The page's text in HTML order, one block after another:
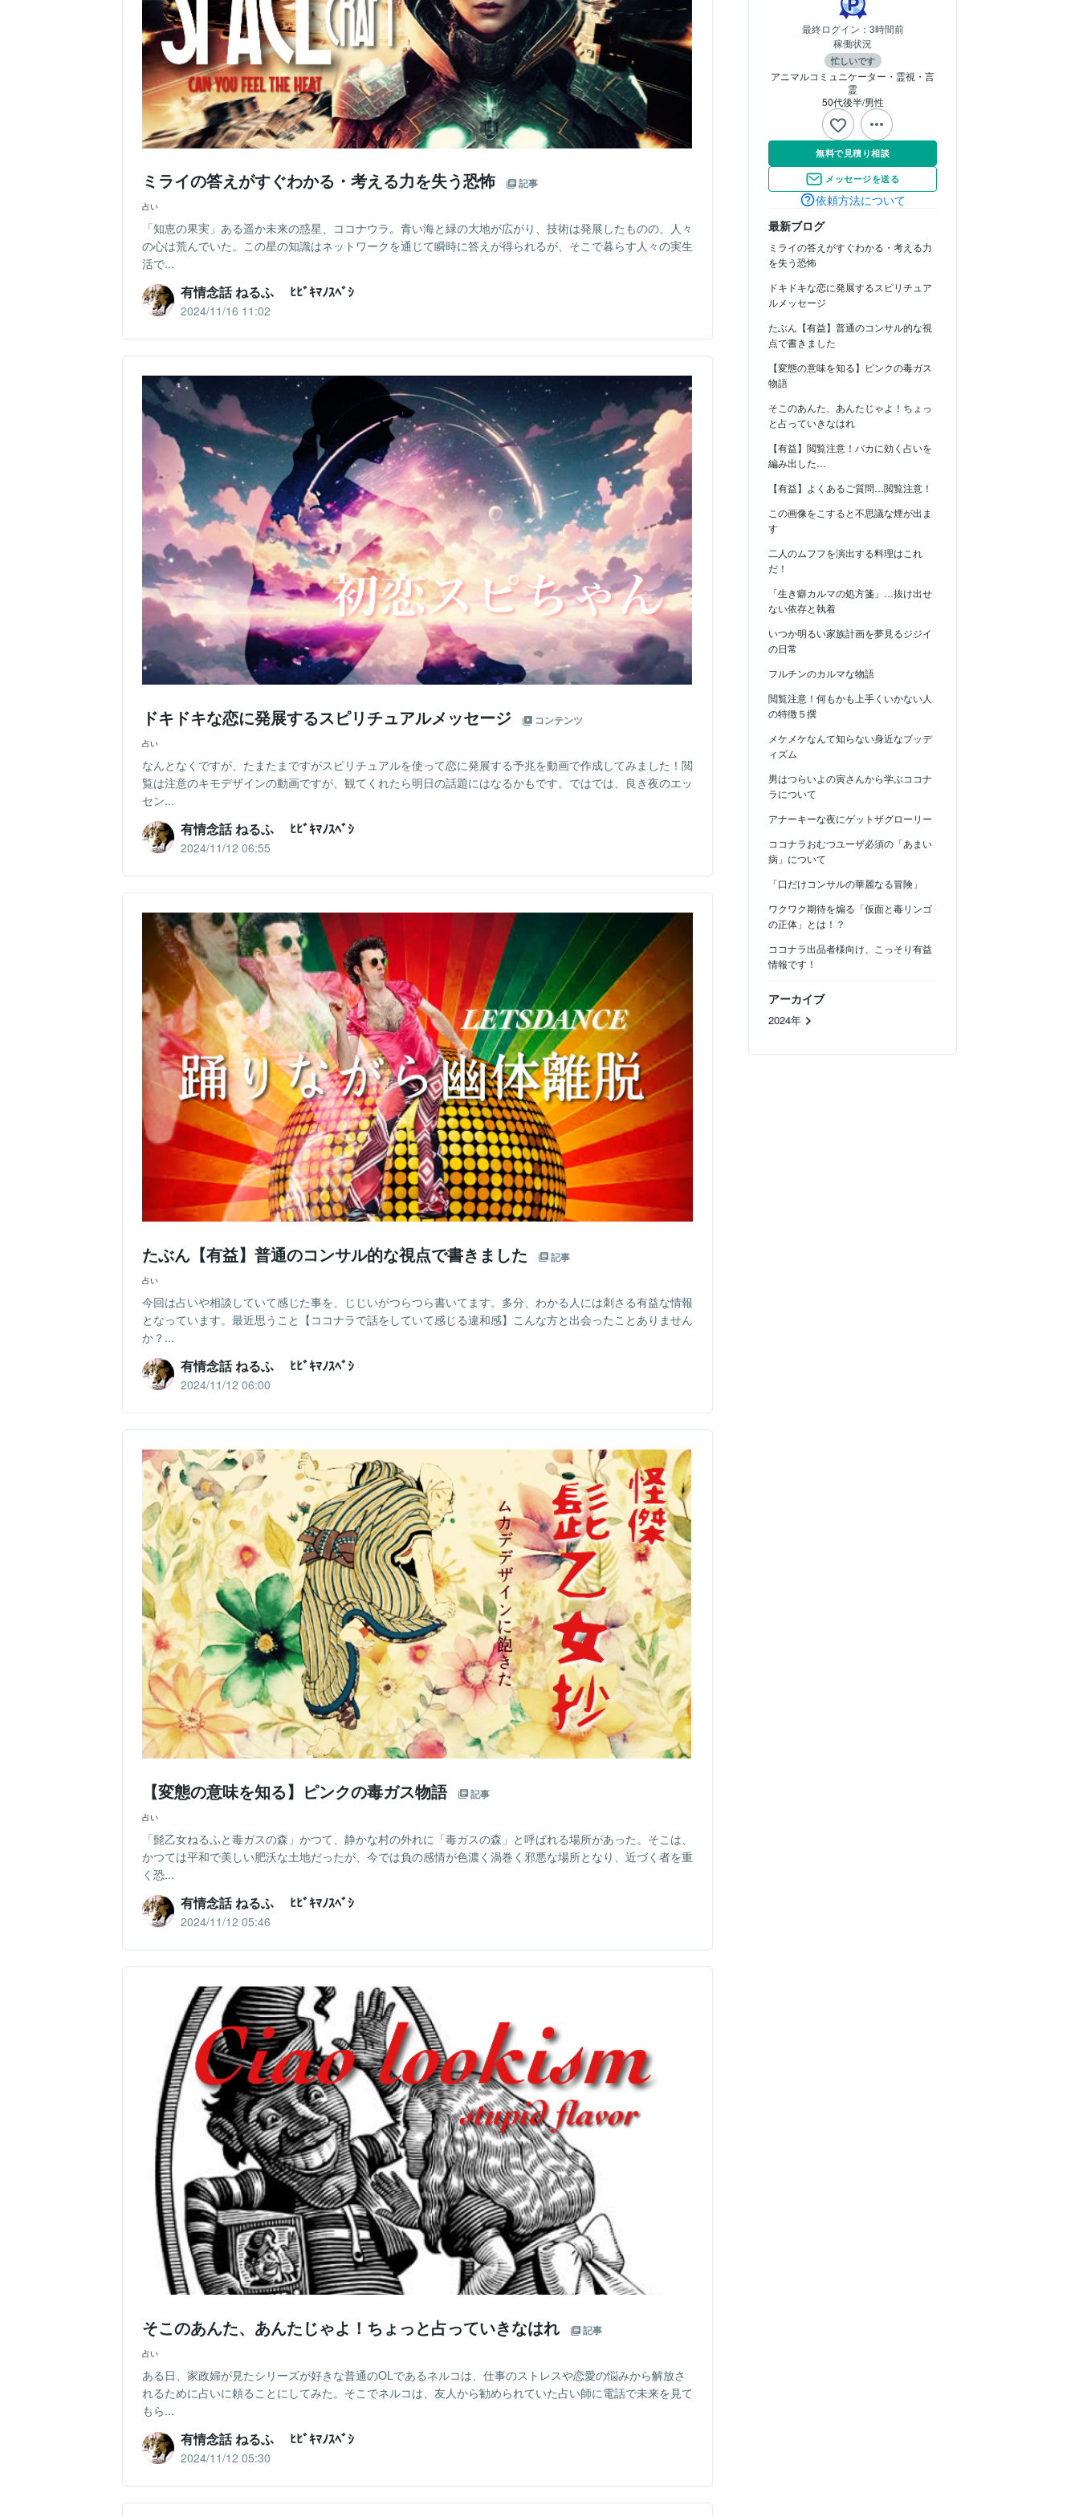
最終ログイン： 3時間前
稼働状況
忙しいです
アニマルコミュニケーター・霊視・言
霊
50代後半男性
無料で見積り相談
メッセージを送る
依頼方法について
最新ブログ
ミライの答えがすぐわかる・考える力
を失う恐怖
ドキドキな恋に発展するスピリチュア
ルメッセージ
たぶん【有益】普通のコンサル的な視
点で書きました
【変態の意味を知る】ピンクの毒ガス
物語
そこのあんた、あんたじゃよ！ちょっ
と占っていきなはれ
【有益】閲覧注意！バカに効く占いを
編み出した…
【有益】よくあるご質問…閲覧注意！
この画像をこすると不思議な煙が出ま
す
二人のムフフを演出する料理はこれ
だ！
「生き癖カルマの処方箋」…抜け出せ
ない依存と執着
いつか明るい家族計画を夢見るジジイ
の日常
フルチンのカルマな物語
閲覧注意！何もかも上手くいかない人
の特徴５撰
メケメケなんて知らない身近なブッデ
ィズム
男はつらいよの寅さんから学ぶココナ
ラについて
アナーキーな夜にゲットザグローリー
ココナラおむつユーザ必須の「あまい
病」について
「口だけコンサルの華麗なる冒険」
ワクワク期待を煽る「仮面と毒リンゴ
の正体」とは！？
ココナラ出品者様向け、こっそり有益
情報です！
アーカイブ
2024年
ミライの答えがすぐわかる・考える力を失う恐怖 記事
占い
「知恵の果実」ある遥か未来の惑星、ココナウラ。青い海と緑の大地が広がり、技術は発展したものの、人々
の心は荒んでいた。この星の知識はネットワークを通じて瞬時に答えが得られるが、そこで暮らす人々の実生
活で...
有情念話 ねるふ ﾋﾋﾞｷﾏﾉｽﾍﾞｼ
2024/11/16 11:02
ドキドキな恋に発展するスピリチュアルメッセージ コンテンツ
占い
なんとなくですが、たまたまですがスピリチュアルを使って恋に発展する予兆を動画で作成してみました！閲
覧は注意のキモデザインの動画ですが、観てくれたら明日の話題にはなるかもです。ではでは、良き夜のエッ
セン...
有情念話 ねるふ ﾋﾋﾞｷﾏﾉｽﾍﾞｼ
2024/11/12 06:55
たぶん【有益】普通のコンサル的な視点で書きました 記事
占い
今回は占いや相談していて感じた事を、じじいがつらつら書いてます。多分、わかる人には刺さる有益な情報
となっています。最近思うこと【ココナラで話をしていて感じる違和感】こんな方と出会ったことありません
か？...
有情念話 ねるふ ﾋﾋﾞｷﾏﾉｽﾍﾞｼ
2024/11/12 06:00
【変態の意味を知る】ピンクの毒ガス物語 記事
占い
「髭乙女ねるふと毒ガスの森」かつて、静かな村の外れに「毒ガスの森」と呼ばれる場所があった。そこは、
かつては平和で美しい肥沃な土地だったが、今では負の感情が色濃く渦巻く邪悪な場所となり、近づく者を重
く恐...
有情念話 ねるふ ﾋﾋﾞｷﾏﾉｽﾍﾞｼ
2024/11/12 05:46
そこのあんた、あんたじゃよ！ちょっと占っていきなはれ 記事
占い
ある日、家政婦が見たシリーズが好きな普通のOLであるネルコは、仕事のストレスや恋愛の悩みから解放さ
れるために占いに頼ることにしてみた。そこでネルコは、友人から勧められていた占い師に電話で未来を見て
もら...
有情念話 ねるふ ﾋﾋﾞｷﾏﾉｽﾍﾞｼ
2024/11/12 05:30